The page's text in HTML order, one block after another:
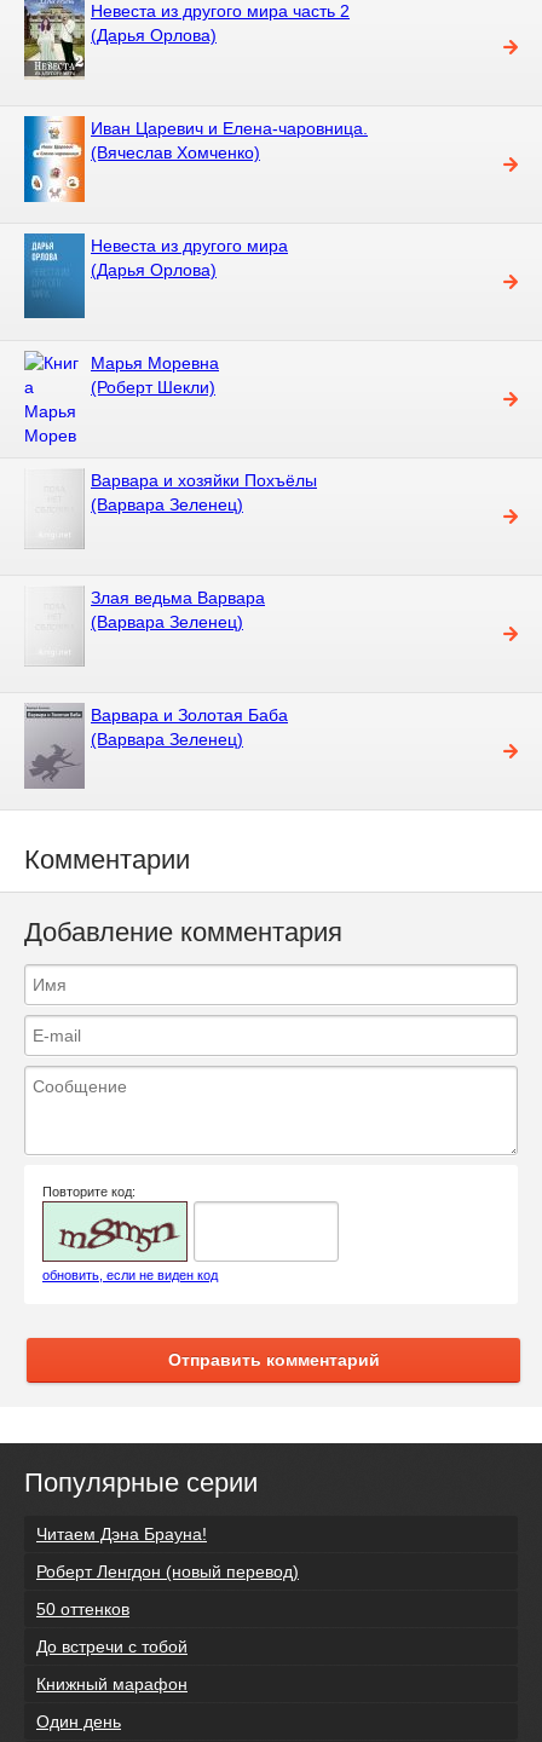
Невеста из другого мира часть 2
(Дарья Орлова)
Иван Царевич и Елена-чаровница.
(Вячеслав Хомченко)
Невеста из другого мира
(Дарья Орлова)
Марья Моревна
(Роберт Шекли)
Варвара и хозяйки Похъёлы
(Варвара Зеленец)
Злая ведьма Варвара
(Варвара Зеленец)
Варвара и Золотая Баба
(Варвара Зеленец)
Комментарии
Добавление комментария
Повторите код:
обновить, если не виден код
Отправить комментарий
Популярные серии
Читаем Дэна Брауна!
Роберт Ленгдон (новый перевод)
50 оттенков
До встречи с тобой
Книжный марафон
Один день